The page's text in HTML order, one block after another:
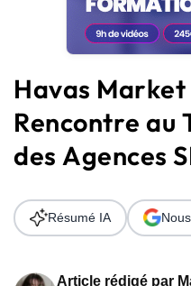
Plateforme
Solutions
Ressources
Audit SEO
Havas Market
Rencontre au
des Agences
Article rédigé par
Résumé IA